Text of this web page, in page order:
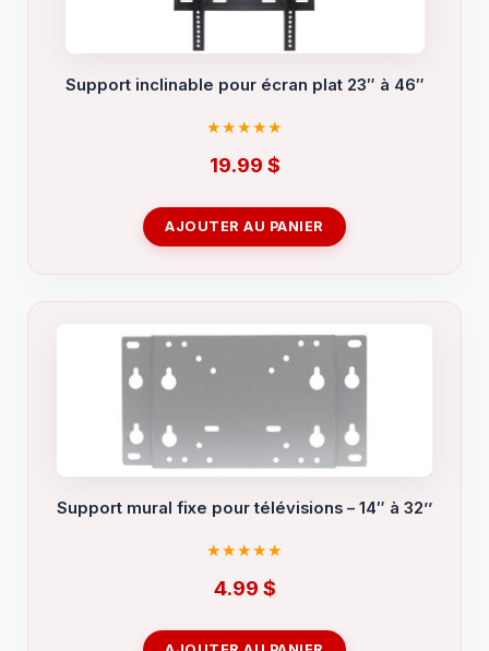
Support inclinable pour écran plat 23″ à 46″
19.99 $
AJOUTER AU PANIER
Support mural fixe pour télévisions – 14″ à 32’’
4.99 $